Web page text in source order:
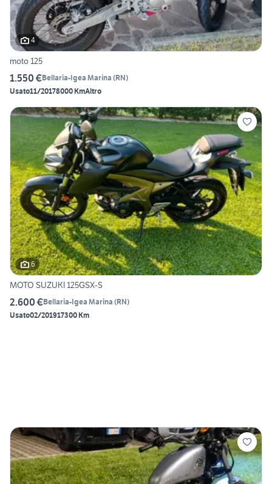
4
moto 125
1.550 €Bellaria-Igea Marina (RN)
Usato11/20178000 KmAltro
6
MOTO SUZUKI 125GSX-S
2.600 €Bellaria-Igea Marina (RN)
Usato02/201917300 Km